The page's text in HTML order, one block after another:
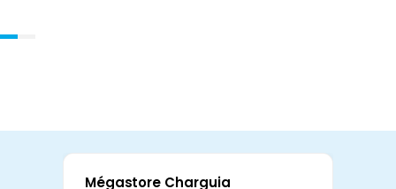
Mégastore Charguia